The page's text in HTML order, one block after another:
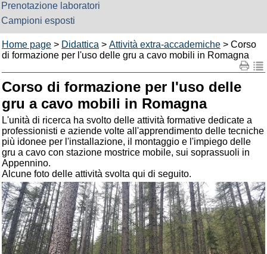
Prenotazione laboratori
Campioni esposti
Home page > Didattica > Attività extra-accademiche > Corso
di formazione per l'uso delle gru a cavo mobili in Romagna
Corso di formazione per l'uso delle
gru a cavo mobili in Romagna
L'unità di ricerca ha svolto delle attività formative dedicate a
professionisti e aziende volte all'apprendimento delle tecniche
più idonee per l'installazione, il montaggio e l'impiego delle
gru a cavo con stazione mostrice mobile, sui soprassuoli in
Appennino.
Alcune foto delle attività svolta qui di seguito.